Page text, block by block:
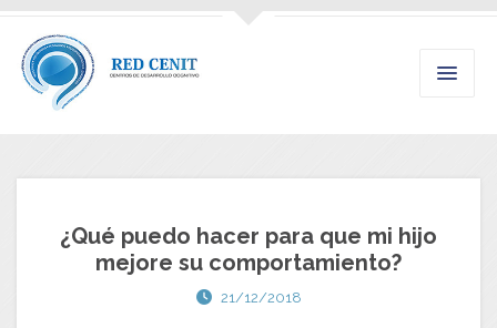
¿Qué puedo hacer para que mi hijo
mejore su comportamiento?
21/12/2018